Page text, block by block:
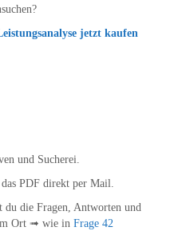
jetzt kaufen
und Sucherei.
PDF direkt per Mail.
die Fragen, Antworten und
Ort ➟ wie in Frage 42